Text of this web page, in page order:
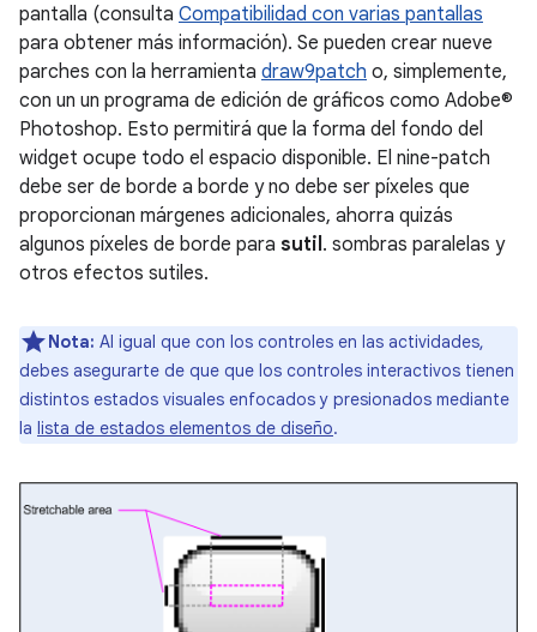
pantalla (consulta Compatibilidad con varias pantallas
para obtener más información). Se pueden crear nueve
parches con la herramienta draw9patch o, simplemente,
con un un programa de edición de gráficos como Adobe®
Photoshop. Esto permitirá que la forma del fondo del
widget ocupe todo el espacio disponible. El nine-patch
debe ser de borde a borde y no debe ser píxeles que
proporcionan márgenes adicionales, ahorra quizás
algunos píxeles de borde para sutil. sombras paralelas y
otros efectos sutiles.
Nota: Al igual que con los controles en las actividades,
debes asegurarte de que que los controles interactivos tienen
distintos estados visuales enfocados y presionados mediante
la lista de estados elementos de diseño.